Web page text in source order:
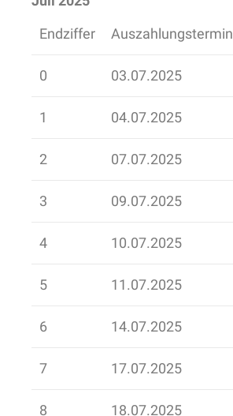
Endziffer
Auszahlungstermin
0 03.07.2025
1 04.07.2025
2 07.07.2025
3 09.07.2025
4 10.07.2025
5 11.07.2025
6 14.07.2025
7 17.07.2025
8 18.07.2025